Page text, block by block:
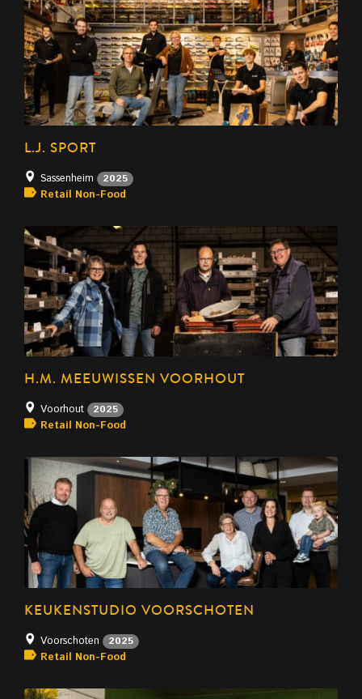
L.J. SPORT
Sassenheim 2025
Retail Non-Food
H.M. MEEUWISSEN VOORHOUT
Voorhout 2025
Retail Non-Food
KEUKENSTUDIO VOORSCHOTEN
Voorschoten 2025
Retail Non-Food